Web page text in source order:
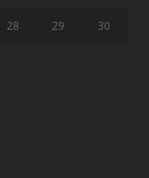
28 29 30